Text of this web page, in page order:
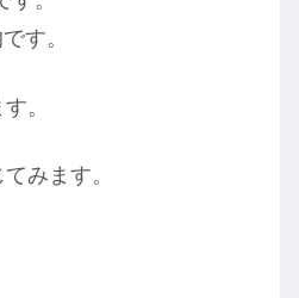
す。
。
みます。